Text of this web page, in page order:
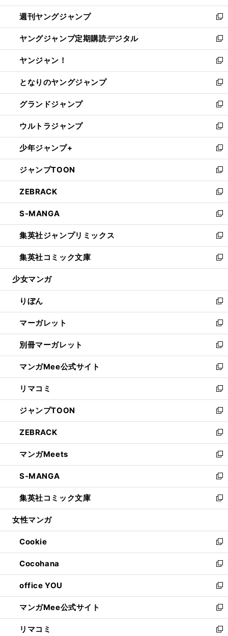
開
く
ウ
で
開
く
ン
ド
ウ
で
開
く
ウ
ィ
ン
ド
ウ
で
開
く
週刊ヤングジャンプ
新
し
い
ウ
ィ
ン
ド
ウ
で
開
く
ヤングジャンプ定期購読デジタル
新
し
い
ウ
ィ
ン
ド
ウ
で
開
く
ヤンジャン！
新
し
い
ウ
ィ
ン
ド
ウ
で
開
く
となりのヤングジャンプ
新
し
い
ウ
ィ
ン
ド
ウ
で
開
く
グランドジャンプ
新
し
い
ウ
ィ
ン
ド
ウ
で
開
く
ウルトラジャンプ
新
し
い
ウ
ィ
ン
ド
ウ
で
開
く
少年ジャンプ+
新
し
い
ウ
ィ
ン
ド
ウ
で
開
く
ジャンプTOON
新
し
い
ウ
ィ
ン
ド
ウ
で
開
ZEBRACK
新
し
い
ウ
ィ
ン
ド
ウ
開
く
S-MANGA
新
し
い
ウ
ィ
ン
ウ
で
開
く
集英社ジャンプリミックス
新
し
い
ウ
ン
ド
ウ
で
開
く
集英社コミック文庫
新
し
ウ
ィ
ン
ド
ウ
で
開
く
少女マンガ
りぼん
新
し
い
ウ
ィ
ン
ド
ウ
で
開
く
マーガレット
新
し
い
ウ
ィ
ン
ド
ウ
で
開
く
別冊マーガレット
新
し
い
ウ
ィ
ン
ド
ウ
で
開
く
マンガMee公式サイト
新
し
い
ウ
ィ
ン
ド
ウ
で
開
く
リマコミ
新
し
い
ウ
ィ
ン
ド
ウ
で
開
く
ジャンプTOON
新
し
い
ウ
ィ
ン
ド
ウ
で
開
ZEBRACK
新
し
い
ウ
ィ
ン
ド
ウ
開
く
マンガMeets
新
し
い
ウ
ィ
ン
ウ
で
開
く
S-MANGA
新
し
い
ウ
ン
ド
ウ
で
開
く
集英社コミック文庫
新
し
ウ
ィ
ン
ド
ウ
で
開
く
女性マンガ
Cookie
新
し
い
ウ
ィ
ン
ド
ウ
で
Cocohana
新
し
い
ウ
ィ
ン
ド
office YOU
新
し
い
ウ
ィ
マンガMee公式サイト
新
し
い
リマコミ 新